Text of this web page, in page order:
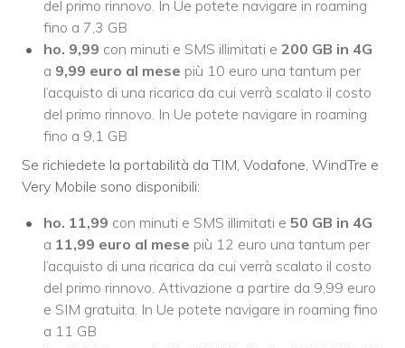
del primo rinnovo. In Ue potete navigare in roaming
fino a 7,3 GB
ho. 9,99 con minuti e SMS illimitati e 200 GB in 4G
a 9,99 euro al mese più 10 euro una tantum per
l’acquisto di una ricarica da cui verrà scalato il costo
del primo rinnovo. In Ue potete navigare in roaming
fino a 9,1 GB
Se richiedete la portabilità da TIM, Vodafone, WindTre e
Very Mobile sono disponibili:
ho. 11,99 con minuti e SMS illimitati e 50 GB in 4G
a 11,99 euro al mese più 12 euro una tantum per
l’acquisto di una ricarica da cui verrà scalato il costo
del primo rinnovo. Attivazione a partire da 9,99 euro
e SIM gratuita. In Ue potete navigare in roaming fino
a 11 GB